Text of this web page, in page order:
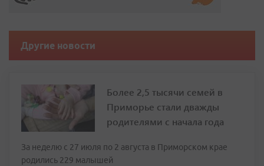
Другие новости
Более 2,5 тысячи семей в
Приморье стали дважды
родителями с начала года
За неделю с 27 июля по 2 августа в Приморском крае
родились 229 малышей